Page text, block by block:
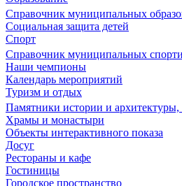
Справочник муниципальных
Социальная защита детей
Спорт
Справочник муниципальных
Наши чемпионы
Календарь мероприятий
Туризм и отдых
Памятники истории и архитектуры,
Храмы и монастыри
Объекты интерактивного показа
Досуг
Рестораны и кафе
Гостиницы
Городское пространство